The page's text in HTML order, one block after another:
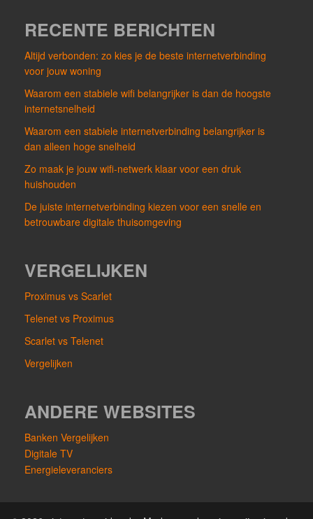
RECENTE BERICHTEN
Altijd verbonden: zo kies je de beste internetverbinding
voor jouw woning
Waarom een stabiele wifi belangrijker is dan de hoogste
internetsnelheid
Waarom een stabiele internetverbinding belangrijker is
dan alleen hoge snelheid
Zo maak je jouw wifi-netwerk klaar voor een druk
huishouden
De juiste internetverbinding kiezen voor een snelle en
betrouwbare digitale thuisomgeving
VERGELIJKEN
Proximus vs Scarlet
Telenet vs Proximus
Scarlet vs Telenet
Vergelijken
ANDERE WEBSITES
Banken Vergelijken
Digitale TV
Energieleveranciers